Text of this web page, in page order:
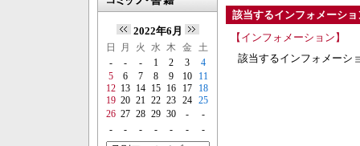
2022年6月
日 月 火 水 木 金
土
-
- - 1 2 3
4
5
6 7 8 9 10
11
12 13 14 15 16 17
18
19 20 21 22 23 24
25
26 27 28 29 30 -
-
-
- - - - - -
該当するインフォメーシ
【インフォメーション】
該当するインフォメーシ